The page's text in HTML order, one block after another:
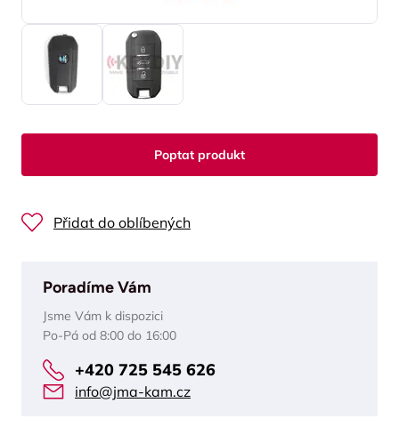
Poptat produkt
Přidat do oblíbených
Poradíme Vám
Jsme Vám k dispozici
Po-Pá od 8:00 do 16:00
+420 725 545 626
info@jma-kam.cz